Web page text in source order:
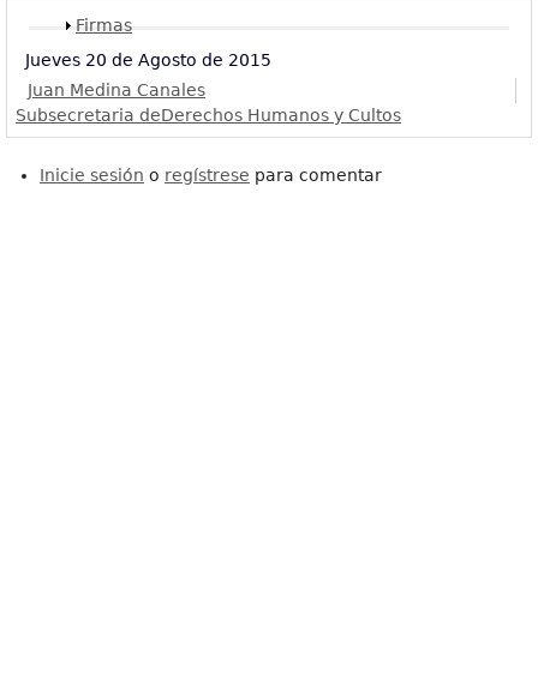
Mostrar
Firmas
Jueves 20 de Agosto de 2015
Juan Medina Canales
Subsecretaria deDerechos Humanos y Cultos
Inicie sesión o regístrese para comentar